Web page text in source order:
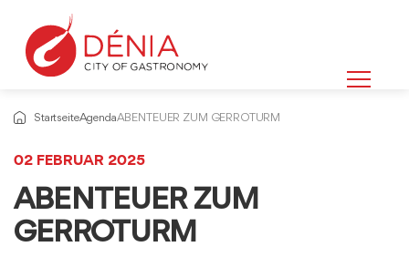
StartseiteAgendaABENTEUER ZUM GERROTURM
02 FEBRUAR 2025
ABENTEUER ZUM
GERROTURM